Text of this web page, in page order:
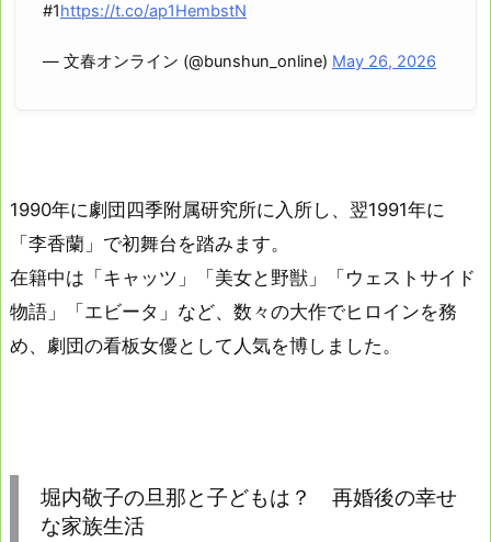
#1https://t.co/ap1HembstN
— 文春オンライン (@bunshun_online) May 26, 2026
1990年に劇団四季附属研究所に入所し、翌1991年に
「李香蘭」で初舞台を踏みます。
在籍中は「キャッツ」「美女と野獣」「ウェストサイド
物語」「エビータ」など、数々の大作でヒロインを務
め、劇団の看板女優として人気を博しました。
堀内敬子の旦那と子どもは？ 再婚後の幸せ
な家族生活